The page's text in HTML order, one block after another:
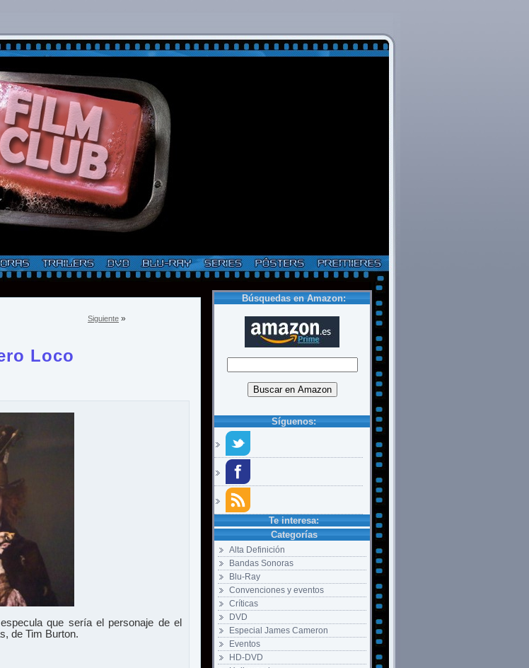
Búsquedas en Amazon:
Síguenos:
Te interesa:
Categorías
Alta Definición
Bandas Sonoras
Blu-Ray
Convenciones y eventos
Críticas
DVD
Especial James Cameron
Eventos
HD-DVD
Siguiente »
Loco
que sería el personaje de el
de Tim Burton.